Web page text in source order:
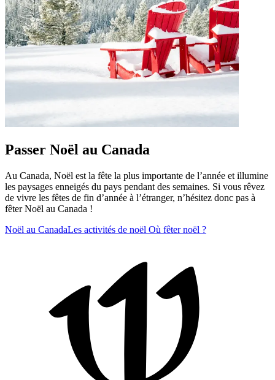
Passer Noël au Canada
Au Canada, Noël est la fête la plus importante de l’année et illumine
les paysages enneigés du pays pendant des semaines. Si vous rêvez
de vivre les fêtes de fin d’année à l’étranger, n’hésitez donc pas à
fêter Noël au Canada !
Noël au CanadaLes activités de noël Où fêter noël ?